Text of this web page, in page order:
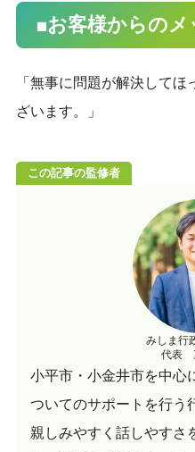
■お客様からのメ
「無事に問題が解決して
ざいます。」
この記事の監修者
みしま行
代表
小平市・小金井市を中心
ついてのサポートを行う
親しみやすく話しやすさ